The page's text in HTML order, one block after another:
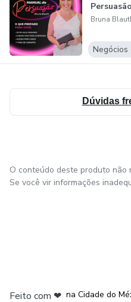
Persuasão
Bruna
Dúvidas
O conteúdo deste produto não
Se você vir informações
Feito com ❤ na Cidade do